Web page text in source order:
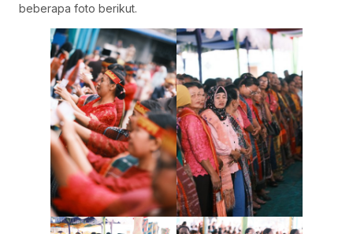
beberapa foto berikut.